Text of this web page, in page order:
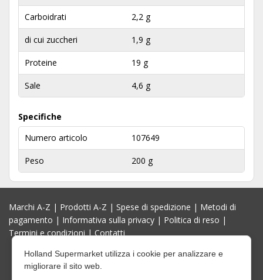
Carboidrati 2,2 g
di cui zuccheri 1,9 g
Proteine 19 g
Sale 4,6 g
Specifiche
Numero articolo
107649
Peso 200 g
Marchi A-Z | Prodotti A-Z | Spese di spedizione | Metodi di
pagamento | Informativa sulla privacy | Politica di reso |
Termini e condizioni|Contatti
Holland Supermarket utilizza i cookie per analizzare e
migliorare il sito web.